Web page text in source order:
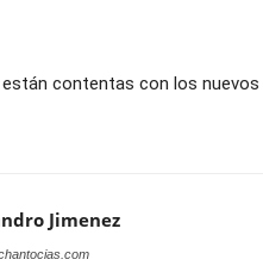
están contentas con los
Jimenez